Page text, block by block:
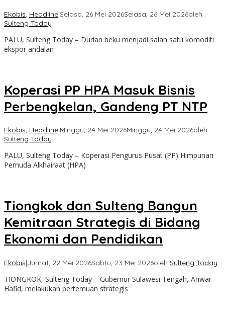
Ekobis, Headline|Selasa, 26 Mei 2026Selasa, 26 Mei 2026oleh
Sulteng Today
PALU, Sulteng Today – Durian beku menjadi salah satu komoditi
ekspor andalan
Koperasi PP HPA Masuk Bisnis
Perbengkelan, Gandeng PT NTP
Ekobis, Headline|Minggu, 24 Mei 2026Minggu, 24 Mei 2026oleh
Sulteng Today
PALU, Sulteng Today – Koperasi Pengurus Pusat (PP) Himpunan
Pemuda Alkhairaat (HPA)
Tiongkok dan Sulteng Bangun
Kemitraan Strategis di Bidang
Ekonomi dan Pendidikan
Ekobis|Jumat, 22 Mei 2026Sabtu, 23 Mei 2026oleh Sulteng Today
TIONGKOK, Sulteng Today – Gubernur Sulawesi Tengah, Anwar
Hafid, melakukan pertemuan strategis